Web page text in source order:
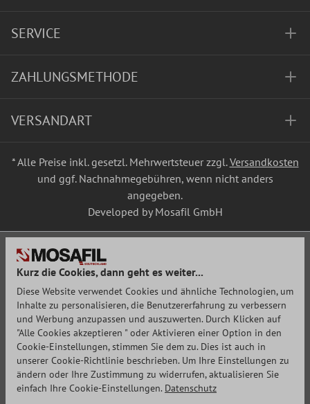
SERVICE
ZAHLUNGSMETHODE
VERSANDART
* Alle Preise inkl. gesetzl. Mehrwertsteuer zzgl.Versandkosten
und ggf. Nachnahmegebühren, wenn nicht anders
angegeben.
Developed by Mosafil GmbH
Kurz die Cookies, dann geht es weiter...
Diese Website verwendet Cookies und ähnliche Technologien, um
Inhalte zu personalisieren, die Benutzererfahrung zu verbessern
und Werbung anzupassen und auszuwerten. Durch Klicken auf
"Alle Cookies akzeptieren " oder Aktivieren einer Option in den
Cookie-Einstellungen, stimmen Sie dem zu. Dies ist auch in
unserer Cookie-Richtlinie beschrieben. Um Ihre Einstellungen zu
ändern oder Ihre Zustimmung zu widerrufen, aktualisieren Sie
einfach Ihre Cookie-Einstellungen. Datenschutz